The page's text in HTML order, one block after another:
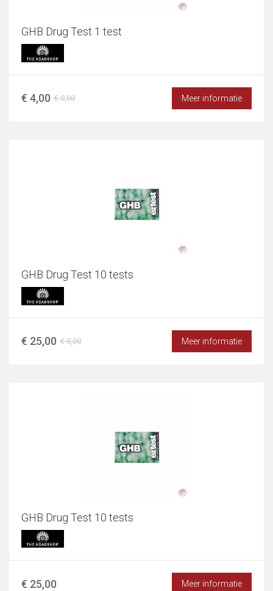
GHB Drug Test 1 test
€ 4,00 € 0,00 Meer informatie
GHB Drug Test 10 tests
€ 25,00 € 0,00 Meer informatie
GHB Drug Test 10 tests
€ 25,00 Meer informatie